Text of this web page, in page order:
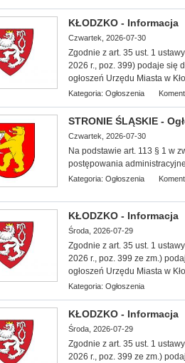
KŁODZKO - Informacja
Czwartek, 2026-07-30
Zgodnie z art. 35 ust. 1
2026 r., poz. 399) podaje się
ogłoszeń Urzędu Miasta w
Kategoria: Ogłoszenia
STRONIE ŚLĄSKIE -
Czwartek, 2026-07-30
Na podstawie art. 113 § 1 w
postępowania
Kategoria: Ogłoszenia
KŁODZKO - Informacja
Środa, 2026-07-29
Zgodnie z art. 35 ust. 1
2026 r., poz. 399 ze zm.)
ogłoszeń Urzędu Miasta w
Kategoria: Ogłoszenia
KŁODZKO - Informacja
Środa, 2026-07-29
Zgodnie z art. 35 ust. 1
2026 r., poz. 399 ze zm.)